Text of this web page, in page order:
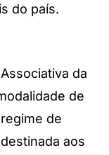
do país.
da
de
de
aos